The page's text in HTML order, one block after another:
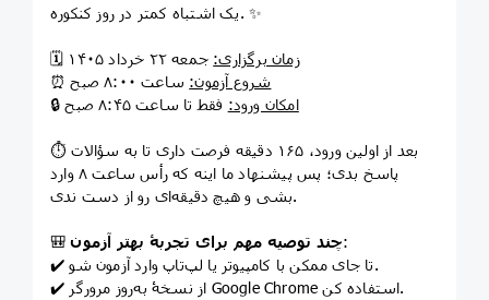
یک اشتباه کمتر در روز کنکوره. ✨
🗓️ زمان برگزاری: جمعه ۲۲ خرداد ۱۴۰۵
⏰
شروع آزمون: ساعت ۸:۰۰ صبح
🔒
امکان ورود: فقط تا ساعت ۸:۴۵ صبح
⏱️ بعد از اولین ورود، ۱۶۵ دقیقه فرصت داری تا به سؤالات
پاسخ بدی؛ پس پیشنهاد ما اینه که رأس ساعت ۸ وارد
بشی و هیچ دقیقه‌ای رو از دست ندی.
🎒چند توصیه مهم برای تجربۀ بهتر آزمون:
✔️ تا جای ممکن با کامپیوتر یا لپ‌تاپ وارد آزمون شو.
✔️ از نسخۀ به‌روز مرورگر Google Chrome استفاده کن.